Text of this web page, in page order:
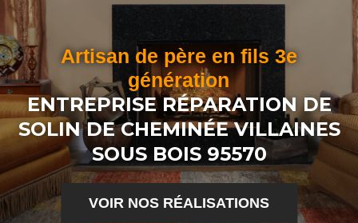
Artisan de père en fils 3e
génération
ENTREPRISE RÉPARATION DE
SOLIN DE CHEMINÉE VILLAINES
SOUS BOIS 95570
VOIR NOS RÉALISATIONS